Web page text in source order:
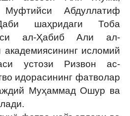
Абдуллатиф
шаҳридаги Тоба
ал-Ҳабиб Али ал-
исломий
устози Ризвон ас-
идорасининг фатволар
Муҳаммад Ошур ва